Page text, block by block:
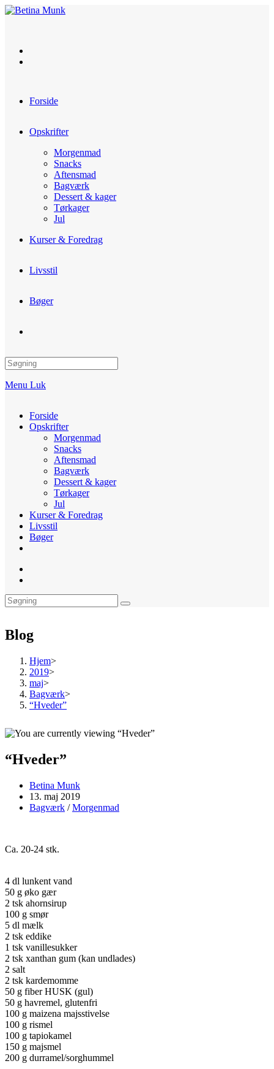
Skip
Forside
Opskrifter
Morgenmad
Snacks
Aftensmad
Bagværk
Dessert & kager
Tørkager
Jul
Kurser & Foredrag
Livsstil
Bøger
website
search
Menu Luk
Forside
Opskrifter
Morgenmad
Snacks
Aftensmad
Bagværk
Dessert & kager
Tørkager
Jul
Kurser & Foredrag
Livsstil
Bøger
Blog
Hjem>
2019>
maj>
Bagværk>
“Hveder”
“Hveder”
Post
author:
Betina Munk
Post
published:
13. maj 2019
Post
Bagværk / Morgenmad
Ca. 20-24 stk.
4 dl lunkent vand
50 g øko gær
2 tsk ahornsirup
100 g smør
5 dl mælk
2 tsk eddike
1 tsk vanillesukker
2 tsk xanthan gum (kan undlades)
2 salt
2 tsk kardemomme
50 g fiber HUSK (gul)
50 g havremel, glutenfri
100 g maizena majsstivelse
100 g rismel
100 g tapiokamel
150 g majsmel
200 g durramel/sorghummel